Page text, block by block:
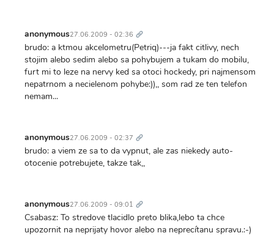
anonymous27.06.2009 - 02:36 odkaz
brudo: a ktmou akcelometru(Petriq)---ja fakt citlivy, nech
stojim alebo sedim alebo sa pohybujem a tukam do mobilu,
furt mi to leze na nervy ked sa otoci hockedy, pri najmensom
nepatrnom a necielenom pohybe:)),, som rad ze ten telefon
nemam...
anonymous27.06.2009 - 02:37 odkaz
brudo: a viem ze sa to da vypnut, ale zas niekedy auto-
otocenie potrebujete, takze tak,,
anonymous27.06.2009 - 09:01 odkaz
Csabasz: To stredove tlacidlo preto blika,lebo ta chce
upozornit na neprijaty hovor alebo na neprecítanu spravu.:-)